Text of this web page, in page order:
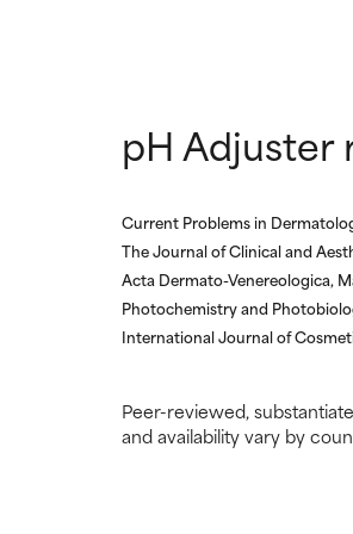
pH Adjuster
Current Problems in
The Journal of Clinical and
Acta Dermato-Venereologica,
Photochemistry and
International Journal of
Peer-reviewed,
and availability vary by